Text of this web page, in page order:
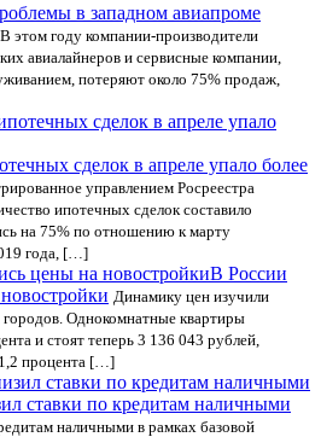
в западном авиапроме
В этом году компании-производители
авиалайнеров и сервисные компании,
потеряют около 75% продаж,
сделок в апреле упало более
управлением Росреестра
ипотечных сделок составило
на 75% по отношению к марту
года, […]
В России
Динамику цен изучили
Однокомнатные квартиры
и стоят теперь 3 136 043 рублей,
процента […]
ставки по кредитам наличными
наличными в рамках базовой